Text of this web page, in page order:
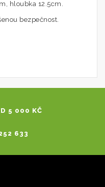
hloubka 12.5cm.
bezpečnost.
5 000 KČ
633